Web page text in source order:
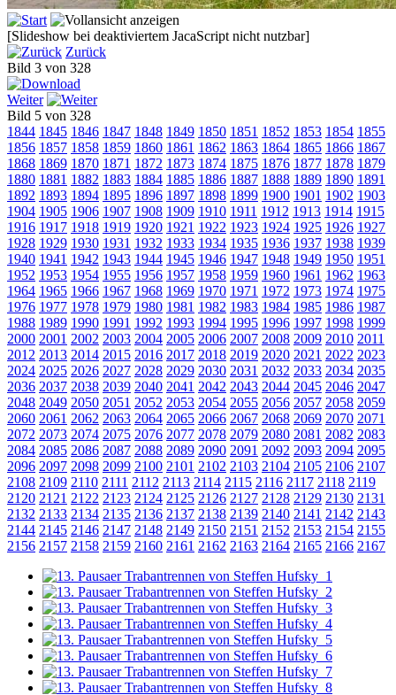
[Slideshow bei deaktiviertem JacaScript nicht nutzbar]
Zurück
Bild 3 von 328
Weiter
Bild 5 von 328
1844 1845 1846 1847 1848 1849 1850 1851 1852 1853 1854 1855
1856 1857 1858 1859 1860 1861 1862 1863 1864 1865 1866 1867
1868 1869 1870 1871 1872 1873 1874 1875 1876 1877 1878 1879
1880 1881 1882 1883 1884 1885 1886 1887 1888 1889 1890 1891
1892 1893 1894 1895 1896 1897 1898 1899 1900 1901 1902 1903
1904 1905 1906 1907 1908 1909 1910 1911 1912 1913 1914 1915
1916 1917 1918 1919 1920 1921 1922 1923 1924 1925 1926 1927
1928 1929 1930 1931 1932 1933 1934 1935 1936 1937 1938 1939
1940 1941 1942 1943 1944 1945 1946 1947 1948 1949 1950 1951
1952 1953 1954 1955 1956 1957 1958 1959 1960 1961 1962 1963
1964 1965 1966 1967 1968 1969 1970 1971 1972 1973 1974 1975
1976 1977 1978 1979 1980 1981 1982 1983 1984 1985 1986 1987
1988 1989 1990 1991 1992 1993 1994 1995 1996 1997 1998 1999
2000 2001 2002 2003 2004 2005 2006 2007 2008 2009 2010 2011
2012 2013 2014 2015 2016 2017 2018 2019 2020 2021 2022 2023
2024 2025 2026 2027 2028 2029 2030 2031 2032 2033 2034 2035
2036 2037 2038 2039 2040 2041 2042 2043 2044 2045 2046 2047
2048 2049 2050 2051 2052 2053 2054 2055 2056 2057 2058 2059
2060 2061 2062 2063 2064 2065 2066 2067 2068 2069 2070 2071
2072 2073 2074 2075 2076 2077 2078 2079 2080 2081 2082 2083
2084 2085 2086 2087 2088 2089 2090 2091 2092 2093 2094 2095
2096 2097 2098 2099 2100 2101 2102 2103 2104 2105 2106 2107
2108 2109 2110 2111 2112 2113 2114 2115 2116 2117 2118 2119
2120 2121 2122 2123 2124 2125 2126 2127 2128 2129 2130 2131
2132 2133 2134 2135 2136 2137 2138 2139 2140 2141 2142 2143
2144 2145 2146 2147 2148 2149 2150 2151 2152 2153 2154 2155
2156 2157 2158 2159 2160 2161 2162 2163 2164 2165 2166 2167